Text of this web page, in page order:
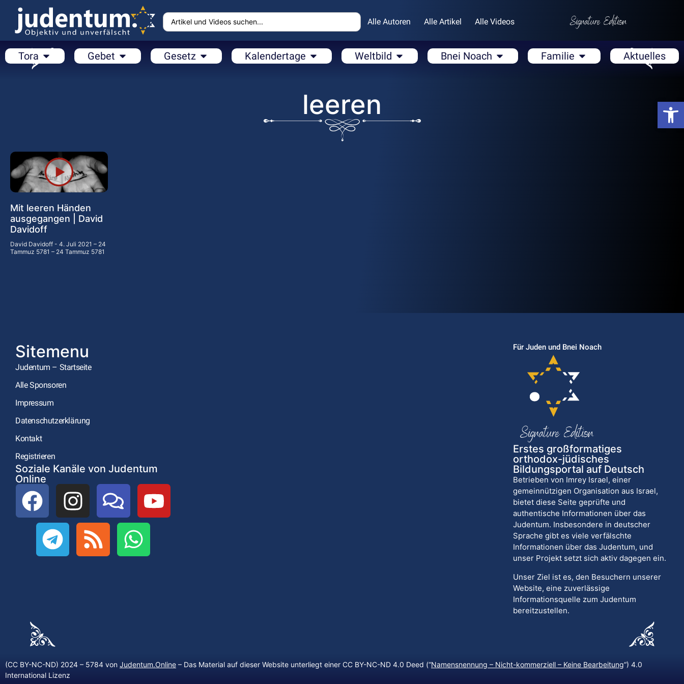
Alle Autoren Alle Artikel Alle Videos
Tora Gebet Gesetz Kalendertage Weltbild Bnei Noach Familie Aktuelles
leeren
Mit leeren Händen
ausgegangen | David
Davidoff
David Davidoff
4. Juli 2021 – 24
Tammuz 5781 – 24 Tammuz 5781
Sitemenu
Judentum – Startseite
Alle Sponsoren
Impressum
Datenschutzerklärung
Kontakt
Registrieren
Soziale Kanäle von Judentum
Online
Für Juden und Bnei Noach
Erstes großformatiges
orthodox-jüdisches
Bildungsportal auf Deutsch
Betrieben von Imrey Israel, einer
gemeinnützigen Organisation aus Israel,
bietet diese Seite geprüfte und
authentische Informationen über das
Judentum. Insbesondere in deutscher
Sprache gibt es viele verfälschte
Informationen über das Judentum, und
unser Projekt setzt sich aktiv dagegen ein.
Unser Ziel ist es, den Besuchern unserer
Website, eine zuverlässige
Informationsquelle zum Judentum
bereitzustellen.
(CC BY-NC-ND) 2024 – 5784 von Judentum.Online – Das Material auf dieser Website unterliegt einer CC BY-NC-ND 4.0 Deed (“Namensnennung – Nicht-kommerziell – Keine Bearbeitung“) 4.0
International Lizenz